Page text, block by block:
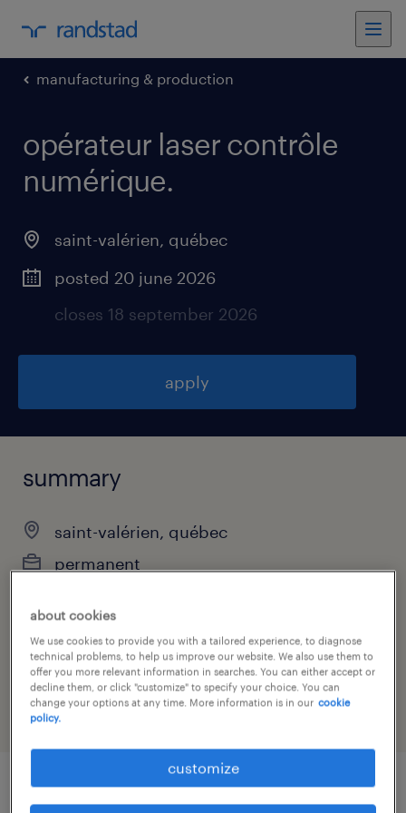
manufacturing & production
opérateur laser contrôle
numérique.
saint-valérien, québec
posted 20 june 2026
closes 18 september 2026
apply
summary
saint-valérien, québec
permanent
job category
manufacturing & production
about cookies
We use cookies to provide you with a tailored experience, to diagnose
technical problems, to help us improve our website. We also use them to
offer you more relevant information in searches. You can either accept or
decline them, or click "customize" to specify your choice. You can
change your options at any time. More information is in our cookie
policy.
customize